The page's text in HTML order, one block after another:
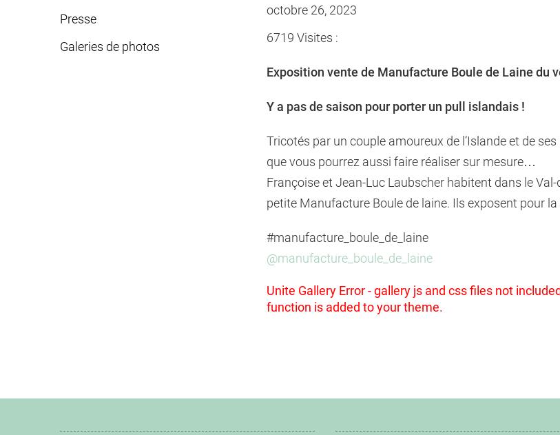
Presse
Galeries de photos
octobre 26, 2023
6719 Visites :
Exposition vente de Manufacture Boule de Laine du
Y a pas de saison pour porter un pull islandais !
Tricotés par un couple amoureux de l’Islande et de
que vous pourrez aussi faire réaliser sur mesure…
Françoise et Jean-Luc Laubscher habitent dans le Val-
petite Manufacture Boule de laine. Ils exposent pour
#manufacture_boule_de_laine
@manufacture_boule_de_laine
Unite Gallery Error - gallery js and css files not
function is added to your theme.